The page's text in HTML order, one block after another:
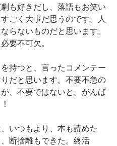
も好きだし、落語もお笑い
ごく大事だ思うのです。人
らないものだと思います。
要不可欠。
持つと、言ったコメンテー
だと思います。不要不急の
、不要ではないと。がんば
いつもより、本も読めた
断捨離もできた。終活